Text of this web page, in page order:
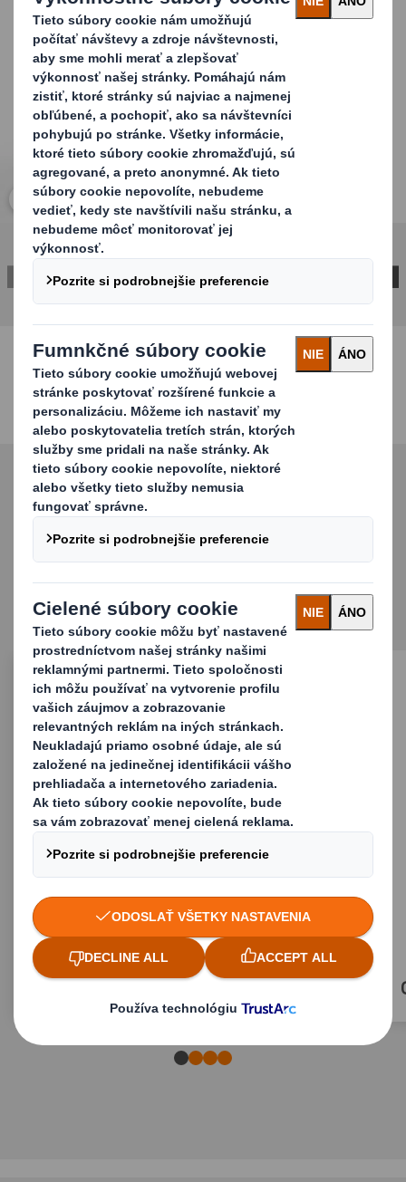
Carousel. Use previous and next buttons to move
Kliknutím zväčšíte obrázok
KONTAKTUJTE NÁS A ZISTITE VIAC!
Objavte náš sortiment
ďalších priemyselných
obalov
Paletové obaly